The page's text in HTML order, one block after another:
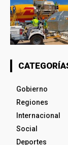
Gobierno
Regiones
Internacional
Social
Deportes